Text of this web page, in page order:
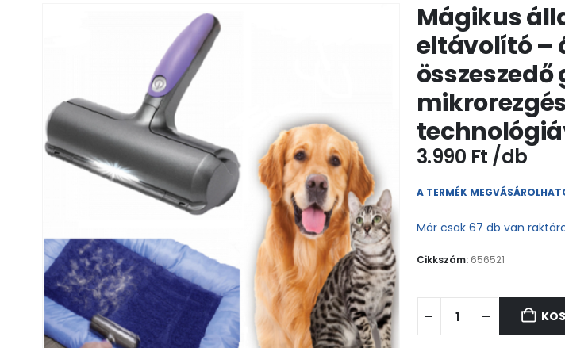
Mágikus
eltávolító –
összeszedő
3.990 Ft
A TERMÉK
Már csak 67 db van
Cikkszám: 656521